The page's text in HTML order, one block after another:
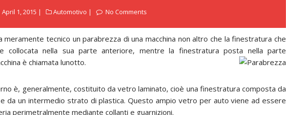
April 1, 2015 Automotivo No Comments
meramente tecnico un parabrezza di una macchina non altro che la finestratura che
collocata nella sua parte anteriore, mentre la finestratura posta nella parte
è chiamata lunotto.
è, generalmente, costituito da vetro laminato, cioè una finestratura composta da
da un intermedio strato di plastica. Questo ampio vetro per auto viene ad essere
perimetralmente mediante collanti e guarnizioni.